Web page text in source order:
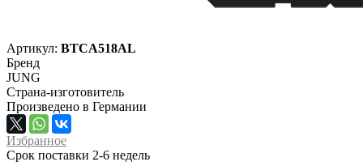
Артикул: BTCA518AL
Бренд
JUNG
Страна-изготовитель
Произведено в Германии
Избранное
Срок поставки 2-6 недель